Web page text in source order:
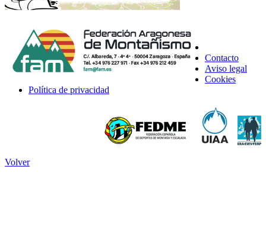
Contacto
Aviso legal
Cookies
Política de privacidad
Volver